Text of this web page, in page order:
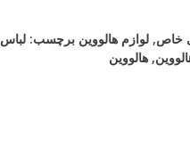
خاص, لوازم هالووین برچسب: لباس
, هالووین